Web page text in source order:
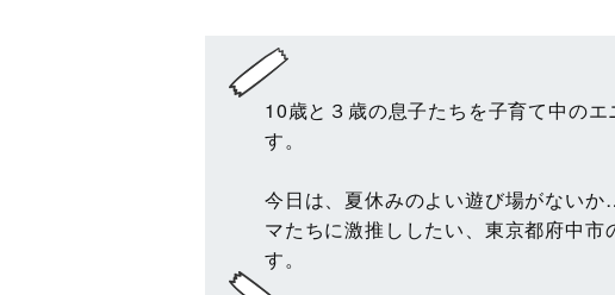
10歳と３歳の息子たちを子育て中の
す。
今日は、夏休みのよい遊び場がない
マたちに激推ししたい、東京都府中市
す。